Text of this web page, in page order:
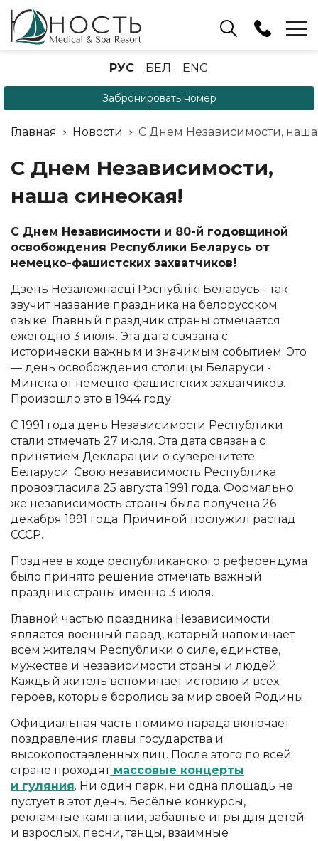
Бассейн
+375 (17) 503 93 22
Аренда беседок
+375 (33) 902 35 07
Отдел бронирования
+375 (17) 503 91 10
РУС БЕЛ ENG
Забронировать номер
Главная Новости С Днем Независимости, наша
С Днем Независимости,
наша синеокая!
С Днем Независимости и 80-й годовщиной
освобождения Республики Беларусь от
немецко-фашистских захватчиков!
Дзень Незалежнасці Рэспублікі Беларусь - так
звучит название праздника на белорусском
языке. Главный праздник страны отмечается
ежегодно 3 июля. Эта дата связана с
исторически важным и значимым событием. Это
— день освобождения столицы Беларуси -
Минска от немецко-фашистских захватчиков.
Произошло это в 1944 году.
С 1991 года день Независимости Республики
стали отмечать 27 июля. Эта дата связана с
принятием Декларации о суверенитете
Беларуси. Свою независимость Республика
провозгласила 25 августа 1991 года. Формально
же независимость страны была получена 26
декабря 1991 года. Причиной послужил распад
СССР.
Позднее в ходе республиканского референдума
было принято решение отмечать важный
праздник страны именно 3 июля.
Главной частью праздника Независимости
является военный парад, который напоминает
всем жителям Республики о силе, единстве,
мужестве и независимости страны и людей.
Каждый житель вспоминает историю и всех
героев, которые боролись за мир своей Родины
Официальная часть помимо парада включает
поздравления главы государства и
высокопоставленных лиц. После этого по всей
стране проходятмассовые концерты
и гуляния. Ни один парк, ни одна площадь не
пустует в этот день. Весёлые конкурсы,
рекламные кампании, забавные игры для детей
и взрослых, песни, танцы, взаимные